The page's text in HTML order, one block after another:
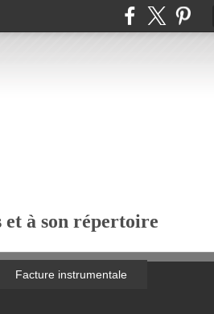
à son répertoire
Facture instrumentale